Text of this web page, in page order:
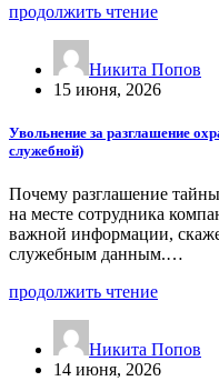
продолжить чтение
Никита Попов
15 июня, 2026
Увольнение за разглашение
служебной)
Почему разглашение
на месте сотрудника
важной информации,
служебным данным.…
продолжить чтение
Никита Попов
14 июня, 2026